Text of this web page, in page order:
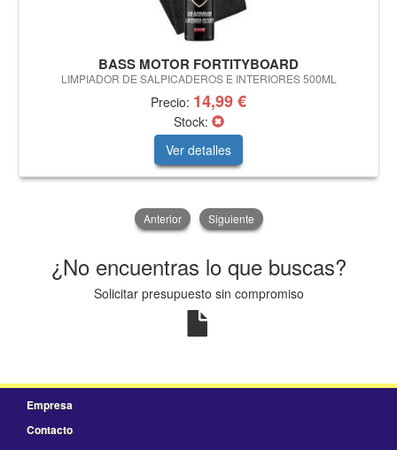
BASS MOTOR FORTITYBOARD
LIMPIADOR DE SALPICADEROS E INTERIORES 500ML
Precio: 14,99 €
Stock:
Ver detalles
Anterior Siguiente
¿No encuentras lo que buscas?
Solicitar presupuesto sin compromiso
Empresa
Contacto